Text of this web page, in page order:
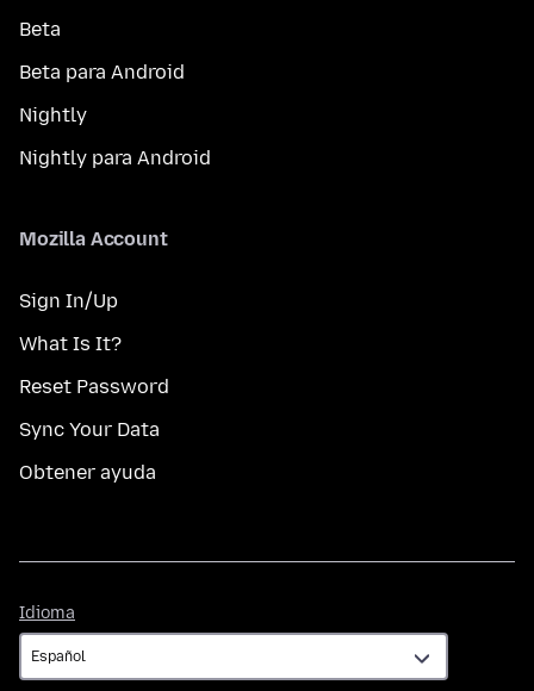
Beta
Beta para Android
Nightly
Nightly para Android
Mozilla Account
Sign In/Up
What Is It?
Reset Password
Sync Your Data
Obtener ayuda
Idioma